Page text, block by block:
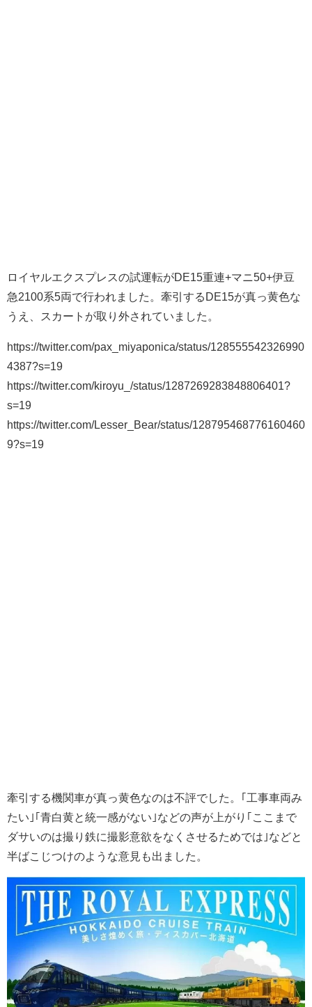
ロイヤルエクスプレスの試運転がDE15重連+マニ50+伊豆
急2100系5両で行われました。牽引するDE15が真っ黄色な
うえ、スカートが取り外されていました。
https://twitter.com/pax_miyaponica/status/128555542326990
4387?s=19
https://twitter.com/kiroyu_/status/1287269283848806401?
s=19
https://twitter.com/Lesser_Bear/status/128795468776160460
9?s=19
牽引する機関車が真っ黄色なのは不評でした。｢工事車両み
たい｣｢青白黄と統一感がない｣などの声が上がり｢ここまで
ダサいのは撮り鉄に撮影意欲をなくさせるためでは｣などと
半ばこじつけのような意見も出ました。